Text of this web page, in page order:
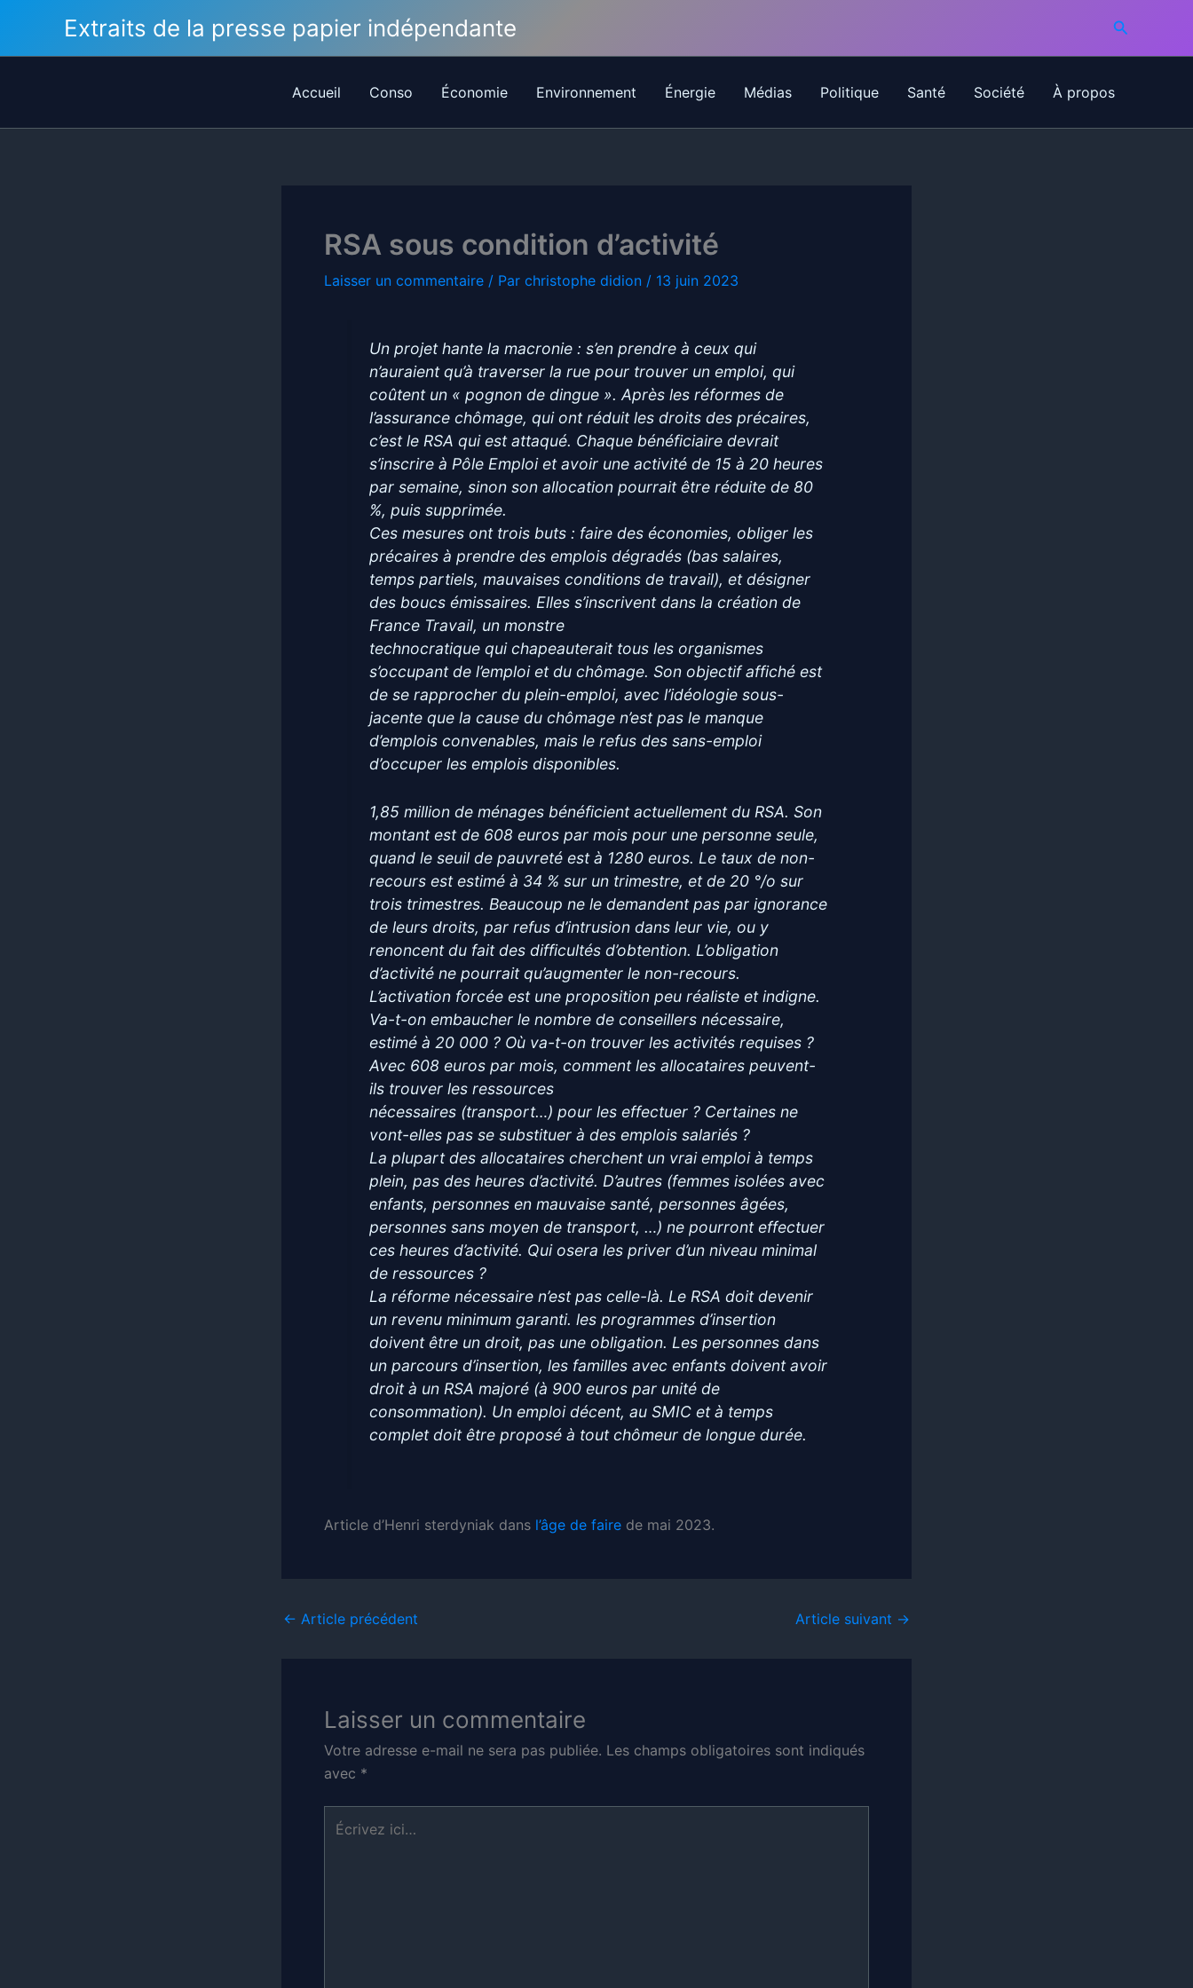
contenu
Extraits de la presse papier indépendante
Accueil Conso Économie Environnement Énergie Médias Politique Santé Société À propos
RSA sous condition d’activité
Laisser un commentaire / Par christophe didion / 13 juin 2023
Un projet hante la macronie : s’en prendre à ceux qui
n’auraient qu’à traverser la rue pour trouver un emploi, qui
coûtent un « pognon de dingue ». Après les réformes de
l’assurance chômage, qui ont réduit les droits des précaires,
c’est le RSA qui est attaqué. Chaque bénéficiaire devrait
s’inscrire à Pôle Emploi et avoir une activité de 15 à 20 heures
par semaine, sinon son allocation pourrait être réduite de 80
%, puis supprimée.
Ces mesures ont trois buts : faire des économies, obliger les
précaires à prendre des emplois dégradés (bas salaires,
temps partiels, mauvaises conditions de travail), et désigner
des boucs émissaires. Elles s’inscrivent dans la création de
France Travail, un monstre
technocratique qui chapeauterait tous les organismes
s’occupant de l’emploi et du chômage. Son objectif affiché est
de se rapprocher du plein-emploi, avec l’idéologie sous-
jacente que la cause du chômage n’est pas le manque
d’emplois convenables, mais le refus des sans-emploi
d’occuper les emplois disponibles.
1,85 million de ménages bénéficient actuellement du RSA. Son
montant est de 608 euros par mois pour une personne seule,
quand le seuil de pauvreté est à 1280 euros. Le taux de non-
recours est estimé à 34 % sur un trimestre, et de 20 °/o sur
trois trimestres. Beaucoup ne le demandent pas par ignorance
de leurs droits, par refus d’intrusion dans leur vie, ou y
renoncent du fait des difficultés d’obtention. L’obligation
d’activité ne pourrait qu’augmenter le non-recours.
L’activation forcée est une proposition peu réaliste et indigne.
Va-t-on embaucher le nombre de conseillers nécessaire,
estimé à 20 000 ? Où va-t-on trouver les activités requises ?
Avec 608 euros par mois, comment les allocataires peuvent-
ils trouver les ressources
nécessaires (transport…) pour les effectuer ? Certaines ne
vont-elles pas se substituer à des emplois salariés ?
La plupart des allocataires cherchent un vrai emploi à temps
plein, pas des heures d’activité. D’autres (femmes isolées avec
enfants, personnes en mauvaise santé, personnes âgées,
personnes sans moyen de transport, …) ne pourront effectuer
ces heures d’activité. Qui osera les priver d’un niveau minimal
de ressources ?
La réforme nécessaire n’est pas celle-là. Le RSA doit devenir
un revenu minimum garanti. les programmes d’insertion
doivent être un droit, pas une obligation. Les personnes dans
un parcours d’insertion, les familles avec enfants doivent avoir
droit à un RSA majoré (à 900 euros par unité de
consommation). Un emploi décent, au SMIC et à temps
complet doit être proposé à tout chômeur de longue durée.
Article d’Henri sterdyniak dans l’âge de faire de mai 2023.
← Article précédent Article suivant →
Laisser un commentaire
Votre adresse e-mail ne sera pas publiée. Les champs obligatoires sont indiqués
avec *
Écrivez
ici…